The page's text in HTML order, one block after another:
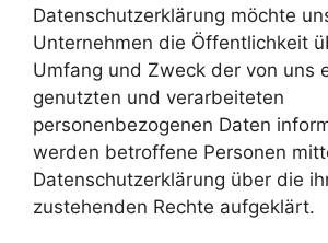
Datenschutzerklärung möchte
Unternehmen die Öffentlichkeit
Umfang und Zweck der von uns
genutzten und verarbeiteten
personenbezogenen Daten
werden betroffene Personen
Datenschutzerklärung über die
zustehenden Rechte aufgeklärt.